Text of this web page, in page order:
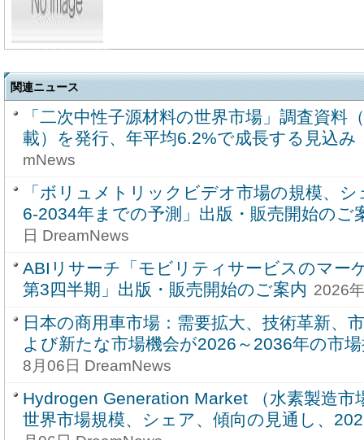
関連ニュース
「二次中性子源材料の世界市場」調査資料
載）を発行、年平均6.2%で成長する見込み
mNews
「ボリュメトリックビデオ市場の規模、
6-2034年までの予測」出版・販売開始のご
日 DreamNews
ABIリサーチ「モビリティサービスのマー
第3四半期」出版・販売開始のご案内 2026
日本の商用車市場：需要拡大、技術革新、
よび新たな市場機会が2026～2036年の市
8月06日 DreamNews
Hydrogen Generation Market （水素製造市
世界市場規模、シェア、傾向の見通し、